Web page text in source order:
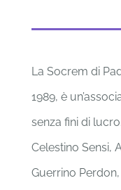
La Socrem di
1989, è
senza fini di
Celestino Sensi,
Guerrino